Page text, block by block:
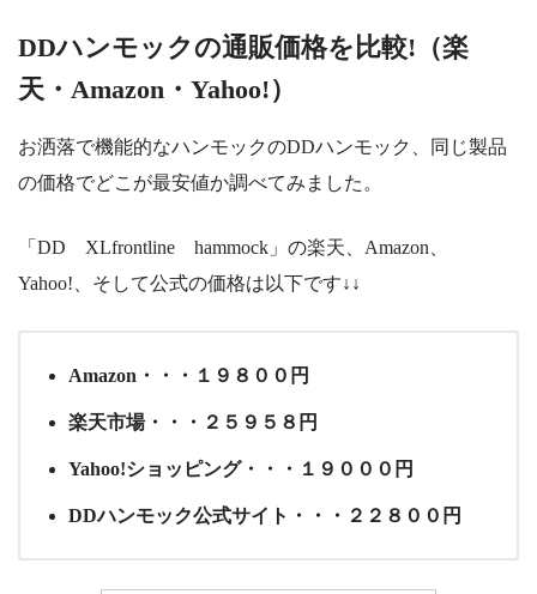
DDハンモックの通販価格を比較!（楽
天・Amazon・Yahoo!）
お洒落で機能的なハンモックのDDハンモック、同じ製品
の価格でどこが最安値か調べてみました。
「DD XLfrontline hammock」の楽天、Amazon、
Yahoo!、そして公式の価格は以下です↓↓
Amazon・・・１９８００円
楽天市場・・・２５９５８円
Yahoo!ショッピング・・・１９０００円
DDハンモック公式サイト・・・２２８００円